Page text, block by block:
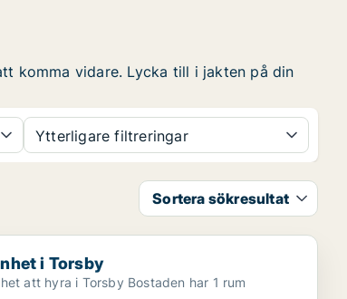
komma vidare. Lycka till i jakten på din
Ytterligare filtreringar
Sortera sökresultat
i Torsby
i Torsby
Lägenhet att hyra i Torsby Bostaden har 1 rum